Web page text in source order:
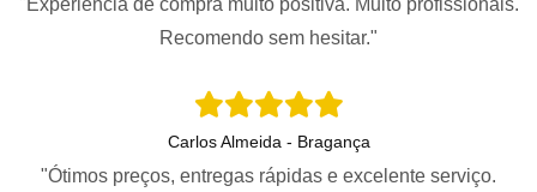
Recomendo sem hesitar."
Carlos Almeida - Bragança
"Ótimos preços, entregas rápidas e excelente serviço.